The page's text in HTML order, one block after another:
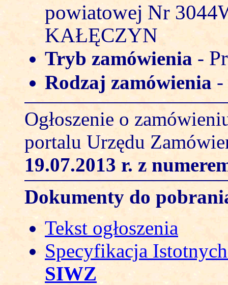
powiatowej Nr
KAŁĘCZYN
Tryb zamówienia -
Rodzaj zamówienia -
Ogłoszenie o
portalu Urzędu
19.07.2013 r. z
Dokumenty do
Tekst ogłoszenia
Specyfikacja
SIWZ